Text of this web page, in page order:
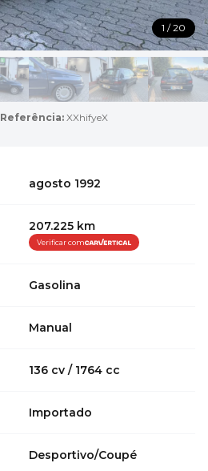
1 / 20
Referência: XXhifyeX
agosto 1992
207.225 km
Verificar com
Gasolina
Manual
136 cv / 1764 cc
Importado
Desportivo/Coupé